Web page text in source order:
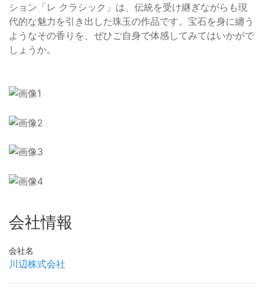
ション「レ クラシック」は、伝統を受け継ぎながらも現
代的な魅力を引き出した珠玉の作品です。宝石を身に纏う
ようなその香りを、ぜひご自身で体感してみてはいかがで
しょうか。
会社情報
会社名
川辺株式会社